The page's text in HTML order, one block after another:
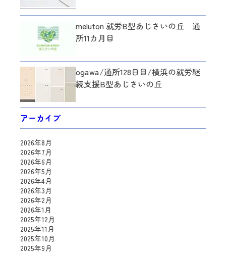
meluton 就労B型あじさいの丘 通
所11カ月目
ogawa/通所128日目/横浜の就労継
続支援B型あじさいの丘
アーカイブ
2026年8月
2026年7月
2026年6月
2026年5月
2026年4月
2026年3月
2026年2月
2026年1月
2025年12月
2025年11月
2025年10月
2025年9月